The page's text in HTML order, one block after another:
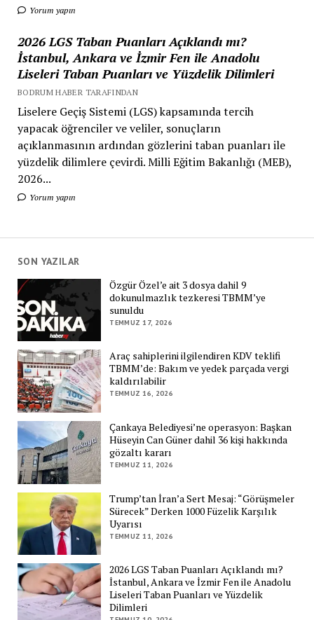
Yorum yapın
2026 LGS Taban Puanları Açıklandı mı?
İstanbul, Ankara ve İzmir Fen ile Anadolu
Liseleri Taban Puanları ve Yüzdelik Dilimleri
BODRUM HABER TARAFINDAN
Liselere Geçiş Sistemi (LGS) kapsamında tercih
yapacak öğrenciler ve veliler, sonuçların
açıklanmasının ardından gözlerini taban puanları ile
yüzdelik dilimlere çevirdi. Milli Eğitim Bakanlığı (MEB),
2026...
Yorum yapın
SON YAZILAR
Özgür Özel’e ait 3 dosya dahil 9
dokunulmazlık tezkeresi TBMM’ye
sunuldu
TEMMUZ 17, 2026
Araç sahiplerini ilgilendiren KDV teklifi
TBMM’de: Bakım ve yedek parçada vergi
kaldırılabilir
TEMMUZ 16, 2026
Çankaya Belediyesi’ne operasyon: Başkan
Hüseyin Can Güner dahil 36 kişi hakkında
gözaltı kararı
TEMMUZ 11, 2026
Trump’tan İran’a Sert Mesaj: “Görüşmeler
Sürecek” Derken 1000 Füzelik Karşılık
Uyarısı
TEMMUZ 11, 2026
2026 LGS Taban Puanları Açıklandı mı?
İstanbul, Ankara ve İzmir Fen ile Anadolu
Liseleri Taban Puanları ve Yüzdelik
Dilimleri